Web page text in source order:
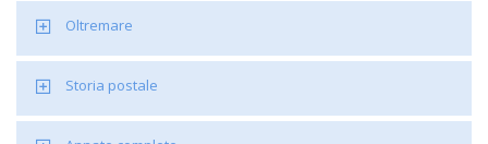
Oltremare
Storia postale